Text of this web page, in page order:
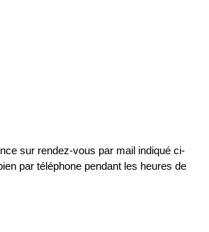
sur rendez-vous par mail indiqué ci-
par téléphone pendant les heures de